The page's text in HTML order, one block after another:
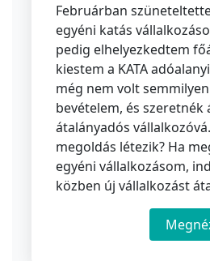
Februárban
egyéni katás
pedig elhelyezkedtem
kiestem a KATA
még nem volt
bevételem, és
átalányadós
megoldás létezik? Ha
egyéni vállalkozásom,
közben új vállalkozást